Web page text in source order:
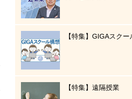
【特集】GIGAスクー
【特集】遠隔授業